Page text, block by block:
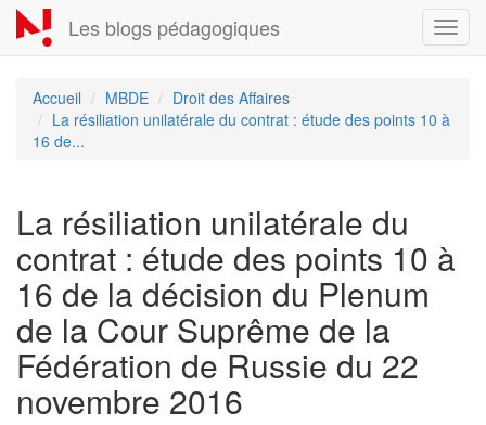
Aller
au
contenu
Les blogs pédagogiques
Accueil MBDE
Droit des Affaires
La résiliation unilatérale du contrat : étude des points 10 à
16 de...
La résiliation unilatérale du
contrat : étude des points 10 à
16 de la décision du Plenum
de la Cour Suprême de la
Fédération de Russie du 22
novembre 2016